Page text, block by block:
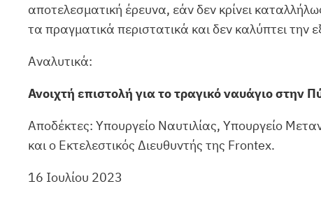
αποτελεσματική έρευνα, εάν δεν κρίνει
τα πραγματικά περιστατικά και δεν καλύπτει την
Αναλυτικά:
Ανοιχτή επιστολή για το τραγικό ναυάγιο στην
Αποδέκτες: Υπουργείο Ναυτιλίας, Υπουργείο
και ο Εκτελεστικός Διευθυντής της Frontex.
16 Ιουλίου 2023